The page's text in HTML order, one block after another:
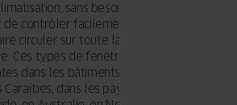
sans besoin d’électricité. En
contrôler facilement la circulation de l’air
circuler sur toute la surface de
Ces types de fenêtres sont
dans les bâtiments de Floride, ainsi qu’à
dans les pays d’Amérique latine